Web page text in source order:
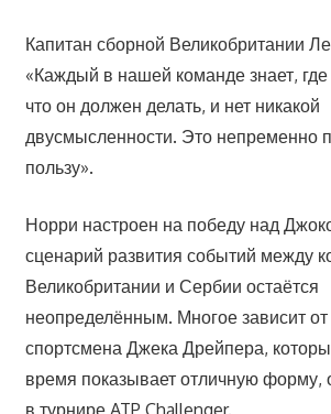
Капитан сборной Великобритании
«Каждый в нашей команде знает, где
что он должен делать, и нет никакой
двусмысленности. Это непременно
пользу».
Норри настроен на победу над
сценарий развития событий между
Великобритании и Сербии остаётся
неопределённым. Многое зависит
спортсмена Джека Дрейпера,
время показывает отличную форму,